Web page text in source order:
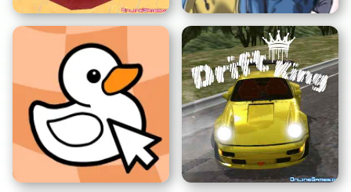
크레이지 카트 엔티티와 데이트하는 법